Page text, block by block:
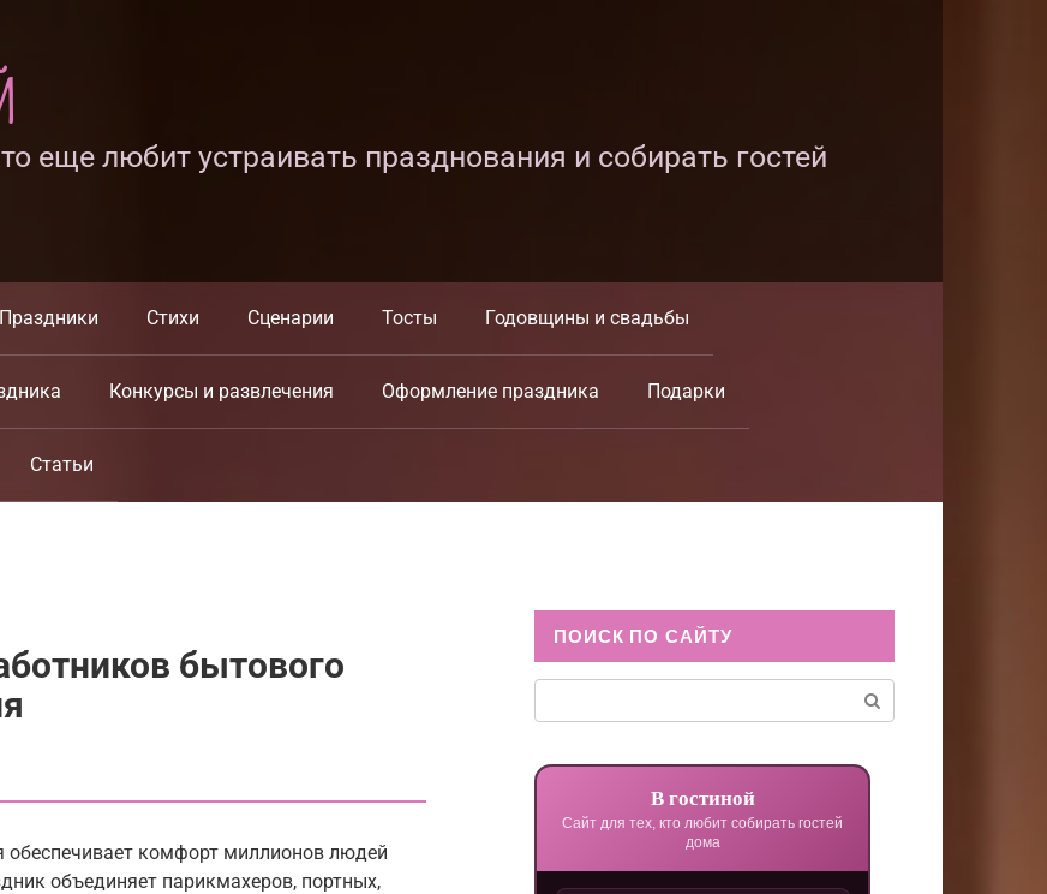
еще любит устраивать празднования и собирать гостей
Праздники Стихи Сценарии Тосты Годовщины и свадьбы
Конкурсы и развлечения Оформление праздника Подарки
Статьи
бытового
обеспечивает комфорт миллионов людей
объединяет парикмахеров, портных,
ПОИСК ПО САЙТУ
В гостиной
Сайт для тех, кто любит собирать гостей
дома